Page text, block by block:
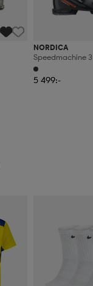
NORDICA
Speedmachine
C Gw
5 499:-